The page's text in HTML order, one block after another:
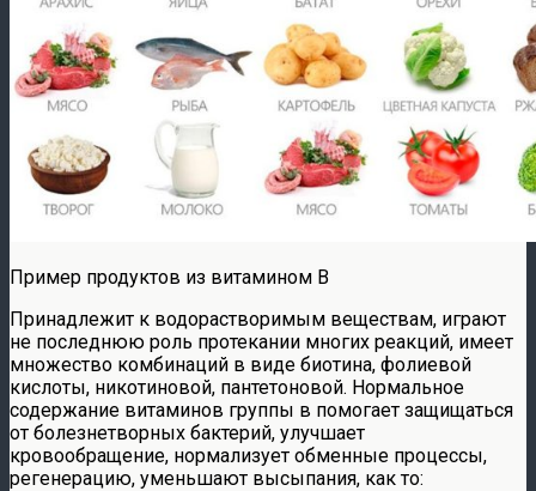
Пример продуктов из витамином B
Принадлежит к водорастворимым веществам, играют
не последнюю роль протекании многих реакций, имеет
множество комбинаций в виде биотина, фолиевой
кислоты, никотиновой, пантетоновой. Нормальное
содержание витаминов группы в помогает защищаться
от болезнетворных бактерий, улучшает
кровообращение, нормализует обменные процессы,
регенерацию, уменьшают высыпания, как то: